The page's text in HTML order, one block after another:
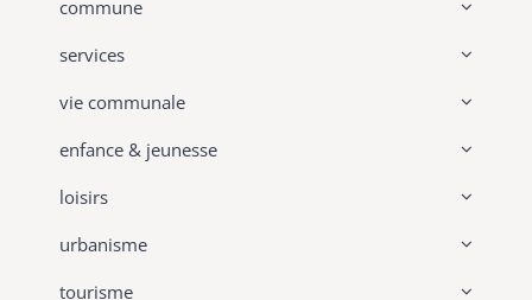
commune
services
vie communale
enfance & jeunesse
loisirs
urbanisme
tourisme